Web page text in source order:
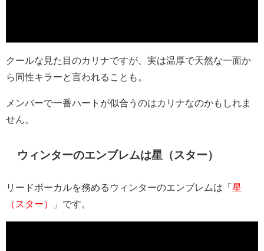
クールな見た目のカリナですが、実は温厚で天然な一面か
ら同性キラーと言われることも。
メンバーで一番ハートが似合うのはカリナなのかもしれま
せん。
ウィンターのエンブレムは星（スター）
リードボーカルを務めるウィンターのエンブレムは「 星
（スター）
」です。